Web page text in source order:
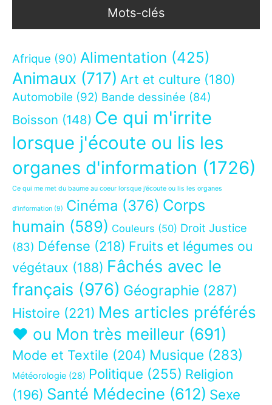
Mots-clés
Afrique (90) Alimentation (425)
Animaux (717) Art et culture (180)
Automobile (92) Bande dessinée (84)
Boisson (148) Ce qui m'irrite
lorsque j'écoute ou lis les
organes d'information (1726)
Ce qui me met du baume au coeur lorsque j’écoute ou lis les organes
d’information (9) Cinéma (376) Corps
humain (589) Couleurs (50) Droit Justice
(83) Défense (218) Fruits et légumes ou
végétaux (188) Fâchés avec le
français (976) Géographie (287)
Histoire (221) Mes articles préférés
❤ ou Mon très meilleur (691)
Mode et Textile (204) Musique (283)
Météorologie (28) Politique (255) Religion
(196) Santé Médecine (612) Sexe